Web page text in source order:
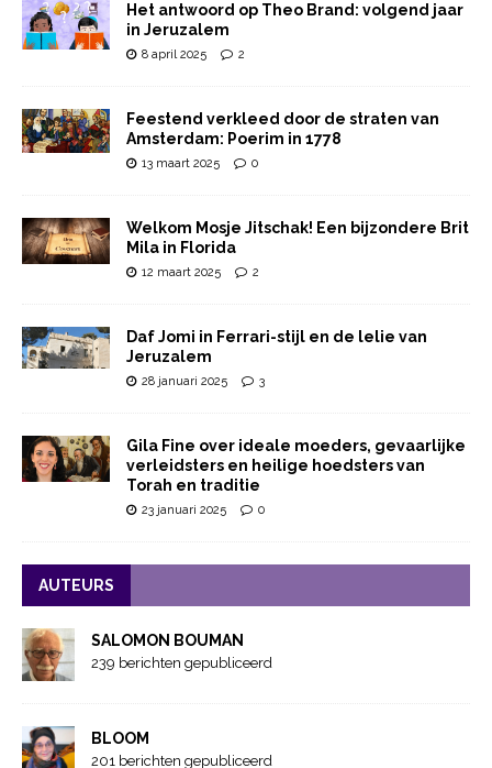
Het antwoord op Theo Brand: volgend jaar
in Jeruzalem
8 april 2025 2
Feestend verkleed door de straten van
Amsterdam: Poerim in 1778
13 maart 2025 0
Welkom Mosje Jitschak! Een bijzondere Brit
Mila in Florida
12 maart 2025 2
Daf Jomi in Ferrari-stijl en de lelie van
Jeruzalem
28 januari 2025 3
Gila Fine over ideale moeders, gevaarlijke
verleidsters en heilige hoedsters van
Torah en traditie
23 januari 2025 0
AUTEURS
SALOMON BOUMAN
239 berichten gepubliceerd
BLOOM
201 berichten gepubliceerd